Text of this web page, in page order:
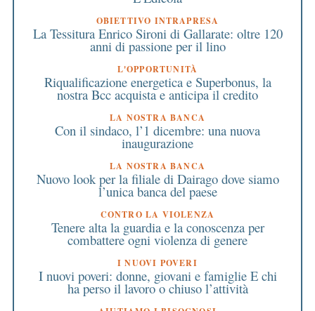
OBIETTIVO INTRAPRESA
La Tessitura Enrico Sironi di Gallarate: oltre 120
anni di passione per il lino
L'OPPORTUNITÀ
Riqualificazione energetica e Superbonus, la
nostra Bcc acquista e anticipa il credito
LA NOSTRA BANCA
Con il sindaco, l’1 dicembre: una nuova
inaugurazione
LA NOSTRA BANCA
Nuovo look per la filiale di Dairago dove siamo
l’unica banca del paese
CONTRO LA VIOLENZA
Tenere alta la guardia e la conoscenza per
combattere ogni violenza di genere
I NUOVI POVERI
I nuovi poveri: donne, giovani e famiglie E chi
ha perso il lavoro o chiuso l’attività